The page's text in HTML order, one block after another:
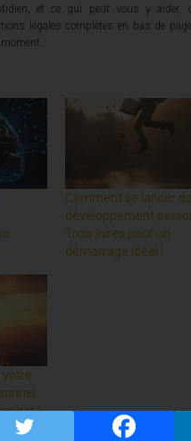
et ce qui peut vous y aider,
légales complètes en bas de
Comment se lancer
développement
Trois livres pour un
démarrage idéal !
votre
!